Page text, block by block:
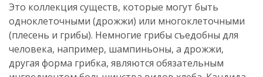
Это коллекция существ, которые могут быть
одноклеточными (дрожжи) или многоклеточными
(плесень и грибы). Немногие грибы съедобны для
человека, например, шампиньоны, а дрожжи,
другая форма грибка, являются обязательным